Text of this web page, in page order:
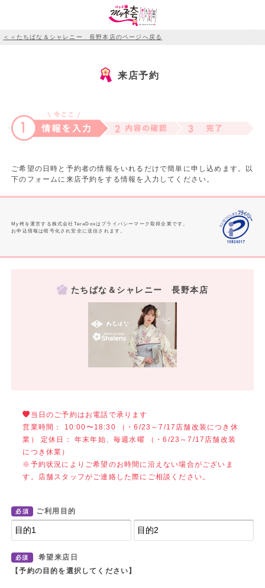
＜＜たちばな＆シャレニー 長野本店のページへ戻る
来店予約
ご希望の日時と予約者の情報をいれるだけで簡単に申し込めます。以
下のフォームに来店予約をする情報を入力してください。
My袴を運営する株式会社TeraDoxはプライバシーマーク取得企業です。
お申込情報は暗号化され安全に送信されます。
たちばな＆シャレニー 長野本店
当日のご予約はお電話で承ります
営業時間： 10:00〜18:30 （・6/23～7/17店舗改装につき休
業） 定休日： 年末年始、毎週水曜 （・6/23～7/17店舗改装
につき休業）
※予約状況によりご希望のお時間に沿えない場合がございま
す。店舗スタッフがご連絡した際にご相談ください。
必須 ご利用目的
必須
希望来店日
【予約の目的を選択してください】